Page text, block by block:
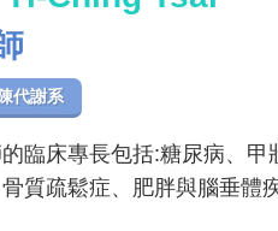
代謝系
臨床專長包括:糖尿病、
質疏鬆症、肥胖與腦垂體